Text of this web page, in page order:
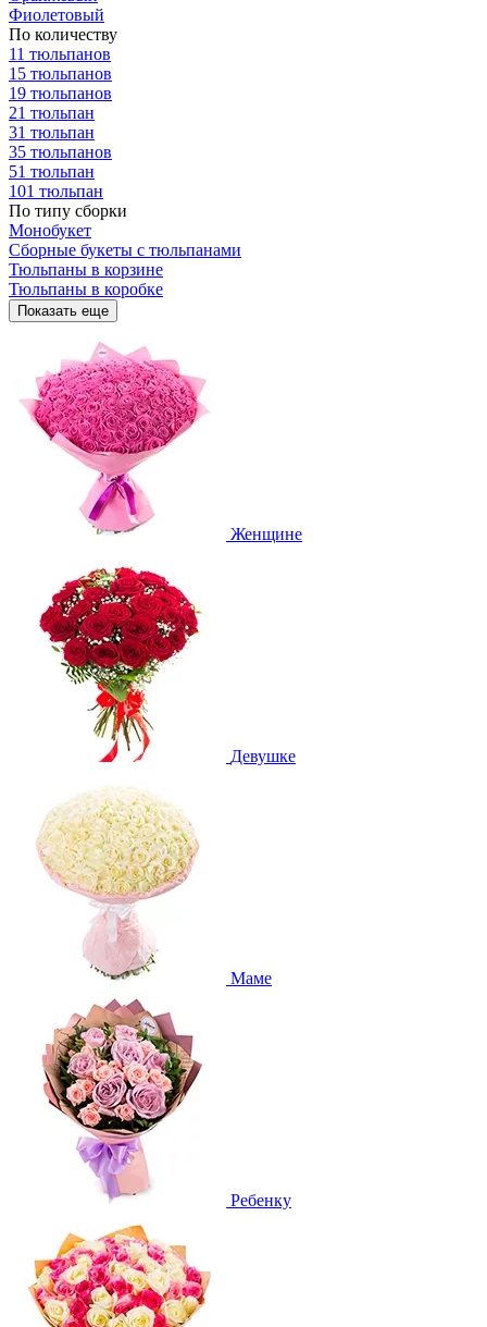
Фиолетовый
По количеству
11 тюльпанов
15 тюльпанов
19 тюльпанов
21 тюльпан
31 тюльпан
35 тюльпанов
51 тюльпан
101 тюльпан
По типу сборки
Монобукет
Сборные букеты с тюльпанами
Тюльпаны в корзине
Тюльпаны в коробке
Показать еще
Женщине
Девушке
Маме
Ребенку